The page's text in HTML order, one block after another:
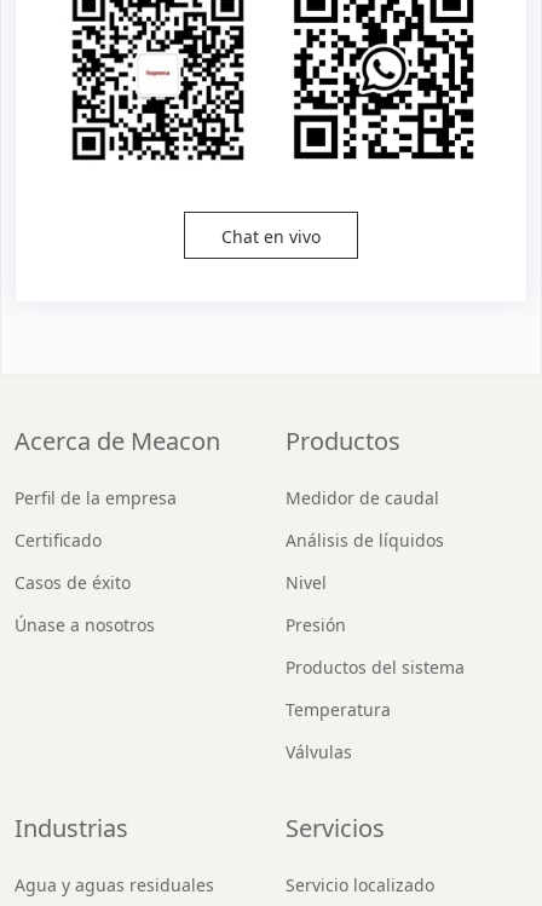
Chat en vivo
Acerca de Meacon
Perfil de la empresa
Certificado
Casos de éxito
Únase a nosotros
Productos
Medidor de caudal
Análisis de líquidos
Nivel
Presión
Productos del sistema
Temperatura
Válvulas
Industrias
Agua y aguas residuales
Servicios
Servicio localizado